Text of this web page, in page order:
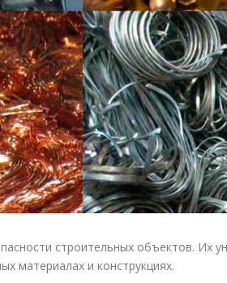
строительных объектов. Их
материалах и конструкциях.